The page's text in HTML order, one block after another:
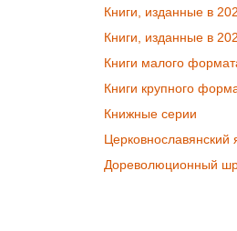
Книги, изданные в
Книги, изданные в
Книги малого
Книги крупного
Книжные серии
Церковнославянский
Дореволюционный